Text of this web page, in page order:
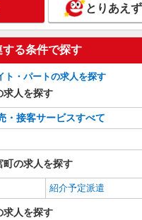
とりあえ
る条件で探す
ト・パートの求人を探す
求人を探す
・接客サービスすべて
町の求人を探す
紹介予定派遣
求人を探す